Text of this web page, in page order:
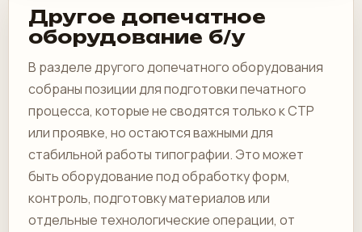
Другое допечатное
оборудование б/у
В разделе другого допечатного оборудования
собраны позиции для подготовки печатного
процесса, которые не сводятся только к CTP
или проявке, но остаются важными для
стабильной работы типографии. Это может
быть оборудование под обработку форм,
контроль, подготовку материалов или
отдельные технологические операции, от